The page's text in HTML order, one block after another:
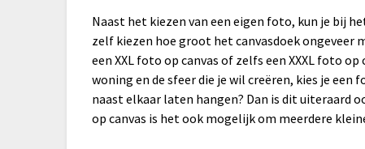
Naast het kiezen van een eigen foto, kun je bij
zelf kiezen hoe groot het canvasdoek ongeveer
een XXL foto op canvas of zelfs een XXXL foto
woning en de sfeer die je wil creëren, kies je
naast elkaar laten hangen? Dan is dit
op canvas is het ook mogelijk om meerdere